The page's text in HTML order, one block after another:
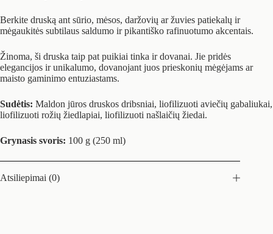
Berkite druską ant sūrio, mėsos, daržovių ar žuvies patiekalų ir
mėgaukitės subtilaus saldumo ir pikantiško rafinuotumo akcentais.
Žinoma, ši druska taip pat puikiai tinka ir dovanai. Jie pridės
elegancijos ir unikalumo, dovanojant juos prieskonių mėgėjams ar
maisto gaminimo entuziastams.
Sudėtis: Maldon jūros druskos dribsniai, liofilizuoti aviečių gabaliukai,
liofilizuoti rožių žiedlapiai, liofilizuoti našlaičių žiedai.
Grynasis svoris: 100 g (250 ml)
Atsiliepimai (0)